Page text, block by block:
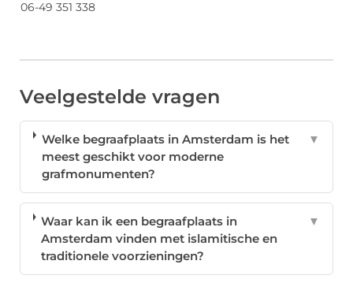
06-49 351 338
Veelgestelde vragen
Welke begraafplaats in Amsterdam is het
meest geschikt voor moderne
grafmonumenten?
▼
Waar kan ik een begraafplaats in
Amsterdam vinden met islamitische en
traditionele voorzieningen?
▼